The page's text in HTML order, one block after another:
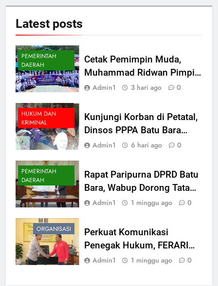
Latest posts
PEMERINTAH
DAERAH
Cetak Pemimpin Muda,
Muhammad Ridwan Pimpin
Pelantikan MPK SMAN 1
Admin1 3 hari ago 0
HUKUM DAN
KRIMINAL
Kunjungi Korban di Petatal,
Dinsos PPPA Batu Bara
Siapkan Pendampingan
Admin1 6 hari ago 0
PEMERINTAH
DAERAH
Rapat Paripurna DPRD Batu
Bara, Wabup Dorong Tata
Kelola Keuangan Daerah
Akuntabel
Admin1 1 minggu ago 0
ORGANISASI
Perkuat Komunikasi
Penegak Hukum, FERARI
Batu Bara Jalin Silaturahmi
Admin1 1 minggu ago 0